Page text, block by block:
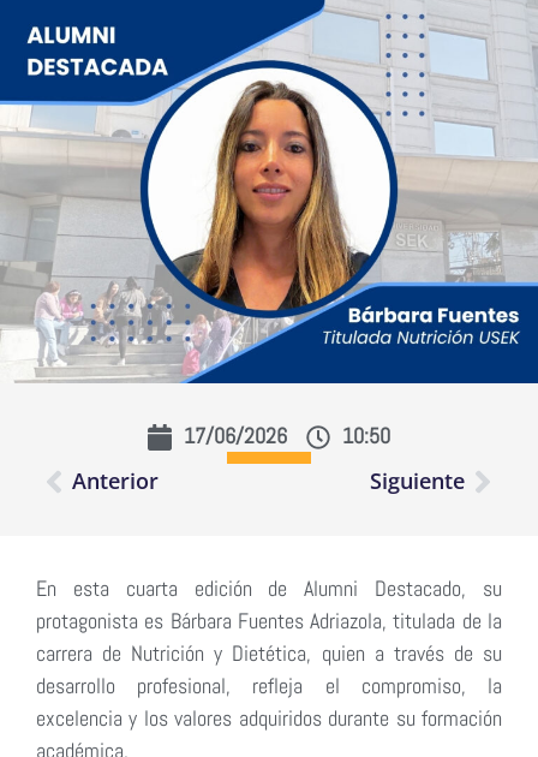
17/06/2026 10:50
Anterior Siguiente
En esta cuarta edición de Alumni Destacado, su
protagonista es Bárbara Fuentes Adriazola, titulada de la
carrera de Nutrición y Dietética, quien a través de su
desarrollo profesional, refleja el compromiso, la
excelencia y los valores adquiridos durante su formación
académica.